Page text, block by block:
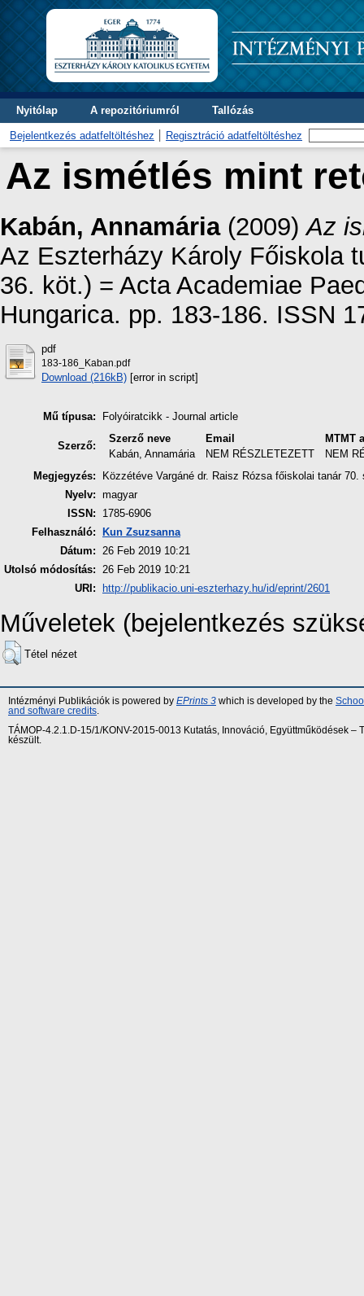
Nyitólap A repozitóriumról Tallózás
Bejelentkezés adatfeltöltéshez Regisztráció adatfeltöltéshez
Az ismétlés mint
Kabán, Annamária(2009)Az
Az Eszterházy Károly Főiskola
36. köt.) = Acta Academiae
Hungarica. pp. 183-186. ISSN
pdf
183-186_Kaban.pdf
Download (216kB) [error in script]
Mű típusa: Folyóiratcikk - Journal article
Szerző:
Szerző neve Email
MTMT
Kabán, Annamária
NEM RÉSZLETEZETT
NEM
Megjegyzés:
Közzétéve Vargáné dr. Raisz Rózsa főiskolai tanár
Nyelv: magyar
ISSN:
1785-6906
Felhasználó:
Kun Zsuzsanna
Dátum: 26 Feb 2019 10:21
Utolsó módosítás: 26 Feb 2019 10:21
URI:
http://publikacio.uni-eszterhazy.hu/id/eprint/2601
Műveletek (bejelentkezés
Tétel nézet
Intézményi Publikációk is powered by EPrints 3 which is developed by the
and software credits
TÁMOP-4.2.1.D-15/1/KONV-2015-0013 Kutatás, Innováció, Együttműködések
készült.